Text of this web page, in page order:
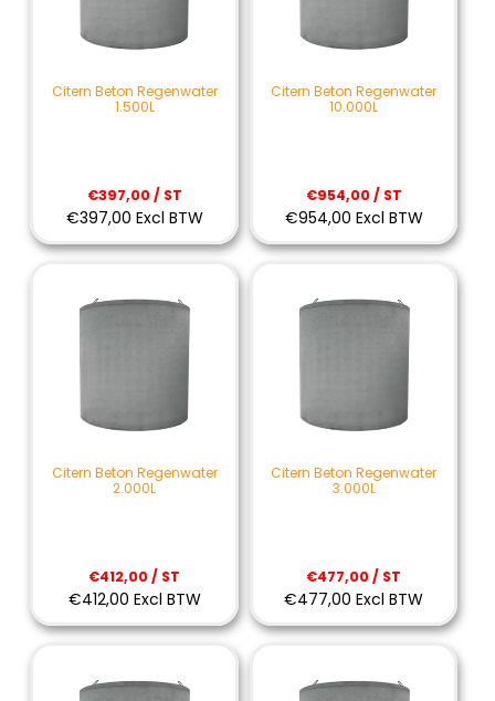
Citern Beton Regenwater
1.500L
€397,00 / ST
€397,00 Excl BTW
Citern Beton Regenwater
10.000L
€954,00 / ST
€954,00 Excl BTW
Citern Beton Regenwater
2.000L
€412,00 / ST
€412,00 Excl BTW
Citern Beton Regenwater
3.000L
€477,00 / ST
€477,00 Excl BTW